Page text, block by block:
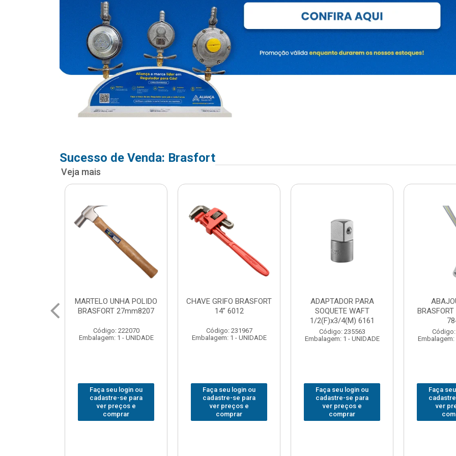
Sucesso de Venda: Brasfort
Veja mais
ADAPTADOR PARA
SOQUETE WAFT
Código: 235563
Embalagem: 1 - UNIDADE
Faça seu login ou
cadastre-se para
ver preços e
comprar
ABAJOUR LED
BRASFORT COB MESA
Código: 310379
Embalagem: 1 - UNIDADE
Faça seu login ou
cadastre-se para
ver preços e
comprar
BOLSA PARA
FERRAMENTAS
BRASFORT FECHADA
18BOLSOS 7559
Código: 312401
Faça seu login ou
cadastre-se para
ver preços e
comprar
GRAMPO
Embalagem:
Faça
ver